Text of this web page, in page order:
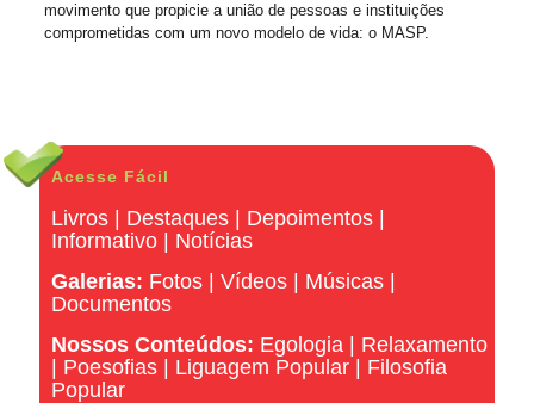
movimento que propicie a união de pessoas e instituições
comprometidas com um novo modelo de vida: o MASP.
Acesse Fácil
Livros Destaques Depoimentos
Informativo
Notícias
Galerias: Fotos Vídeos Músicas
Documentos
Nossos Conteúdos: Egologia
Relaxamento
Poesofias Liguagem Popular
Filosofia
Popular